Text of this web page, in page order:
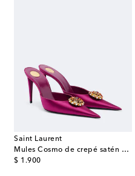
Saint Laurent
Mules Cosmo de crepé satén adornados
$ 1.900
original price